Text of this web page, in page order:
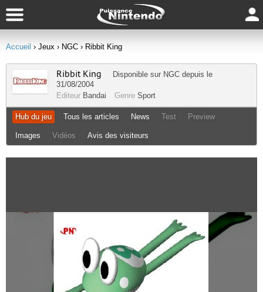
Accueil › Jeux › NGC › Ribbit King
Ribbit King Disponible sur NGC depuis le
31/08/2004
Editeur Bandai Genre Sport
Hub du jeu Tous les articles News Test Preview
Images Vidéos Avis des visiteurs